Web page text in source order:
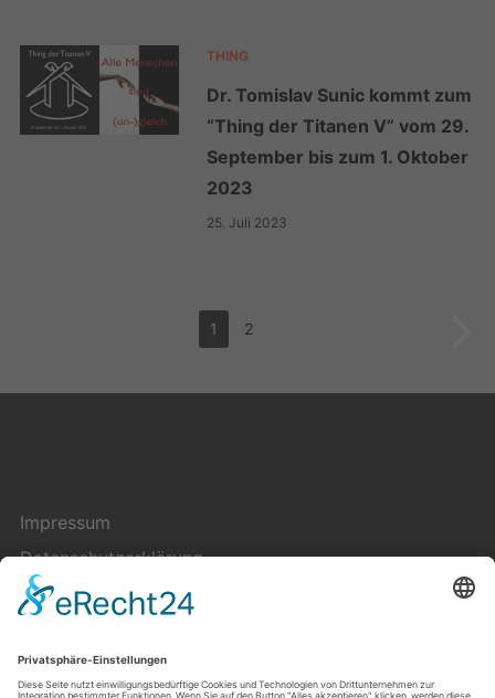
THING
Dr. Tomislav Sunic kommt zum
“Thing der Titanen V” vom 29.
September bis zum 1. Oktober
2023
25. Juli 2023
1 2
Impressum
Datenschutzerklärung
Cookie-Einstellungen
Über uns